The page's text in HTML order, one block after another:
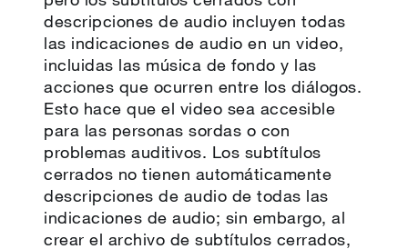
descripciones de audio incluyen todas
las indicaciones de audio en un video,
incluidas las música de fondo y las
acciones que ocurren entre los diálogos.
Esto hace que el video sea accesible
para las personas sordas o con
problemas auditivos. Los subtítulos
cerrados no tienen automáticamente
descripciones de audio de todas las
indicaciones de audio; sin embargo, al
crear el archivo de subtítulos cerrados,